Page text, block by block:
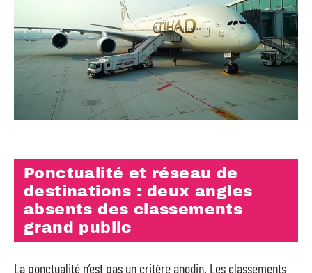
Ponctualité et réseau de
destinations : deux angles
absents des classements
grand public
La ponctualité n’est pas un critère anodin. Les classements